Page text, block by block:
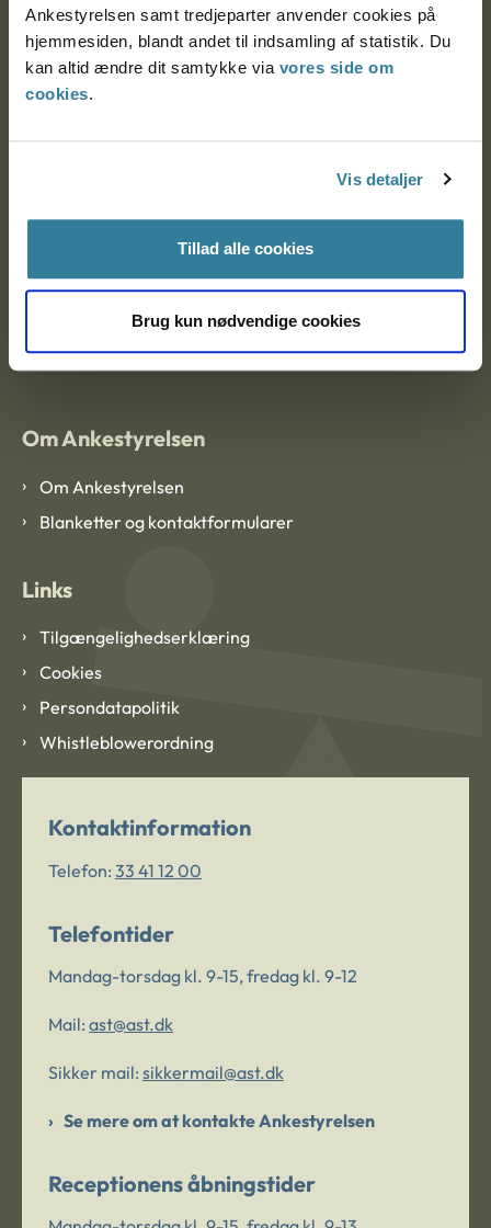
Ankestyrelsen samt tredjeparter anvender cookies på
hjemmesiden, blandt andet til indsamling af statistik. Du
kan altid ændre dit samtykke via vores side om
cookies.
Vis detaljer
Tillad alle cookies
Brug kun nødvendige cookies
Postadresse:
Nytorv 7, 2. sal
9000 Aalborg
Ankestyrelsen København
EAN: 57 98 000 35 48 21
CVR: 1007 4002
Om Ankestyrelsen
Om Ankestyrelsen
Blanketter og kontaktformularer
Links
Tilgængelighedserklæring
Cookies
Persondatapolitik
Whistleblowerordning
Kontaktinformation
Telefon: 33 41 12 00
Telefontider
Mandag-torsdag kl. 9-15, fredag kl. 9-12
Mail: ast@ast.dk
Sikker mail: sikkermail@ast.dk
Se mere om at kontakte Ankestyrelsen
Receptionens åbningstider